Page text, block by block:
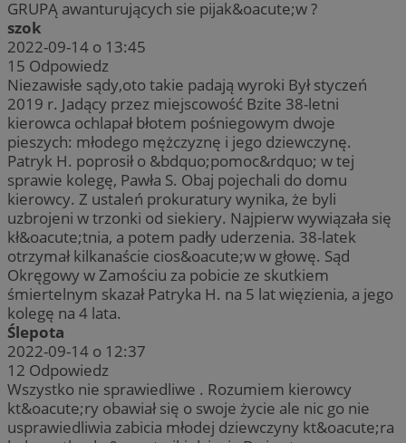
GRUPĄ awanturujących sie pijak&oacute;w ?
szok
2022-09-14 o 13:45
15 Odpowiedz
Niezawisłe sądy,oto takie padają wyroki Był styczeń
2019 r. Jadący przez miejscowość Bzite 38-letni
kierowca ochlapał błotem pośniegowym dwoje
pieszych: młodego mężczyznę i jego dziewczynę.
Patryk H. poprosił o &bdquo;pomoc&rdquo; w tej
sprawie kolegę, Pawła S. Obaj pojechali do domu
kierowcy. Z ustaleń prokuratury wynika, że byli
uzbrojeni w trzonki od siekiery. Najpierw wywiązała się
kł&oacute;tnia, a potem padły uderzenia. 38-latek
otrzymał kilkanaście cios&oacute;w w głowę. Sąd
Okręgowy w Zamościu za pobicie ze skutkiem
śmiertelnym skazał Patryka H. na 5 lat więzienia, a jego
kolegę na 4 lata.
Ślepota
2022-09-14 o 12:37
12 Odpowiedz
Wszystko nie sprawiedliwe . Rozumiem kierowcy
kt&oacute;ry obawiał się o swoje życie ale nic go nie
usprawiedliwia zabicia młodej dziewczyny kt&oacute;ra